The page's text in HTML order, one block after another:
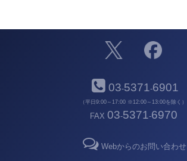
03-5371-6901
（平日9:00～17:00 ※12:00～13:00を除く）
FAX 03-5371-6970
Webからのお問い合わせ